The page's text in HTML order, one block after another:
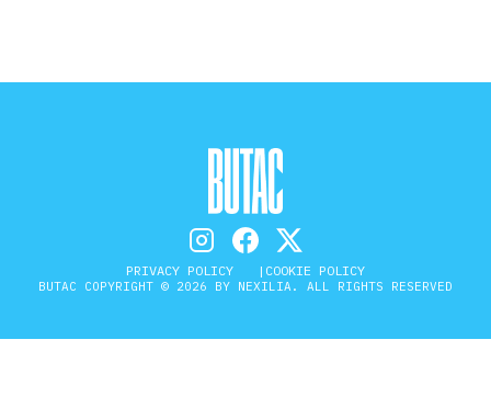
PRIVACY POLICY COOKIE POLICY
BUTAC COPYRIGHT © 2026 BY NEXILIA. ALL RIGHTS RESERVED